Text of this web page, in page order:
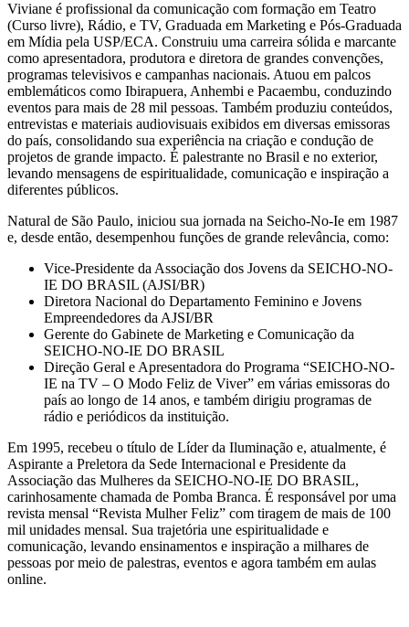
Viviane é profissional da comunicação com formação em Teatro
(Curso livre), Rádio, e TV, Graduada em Marketing e Pós-Graduada
em Mídia pela USP/ECA. Construiu uma carreira sólida e marcante
como apresentadora, produtora e diretora de grandes convenções,
programas televisivos e campanhas nacionais. Atuou em palcos
emblemáticos como Ibirapuera, Anhembi e Pacaembu, conduzindo
eventos para mais de 28 mil pessoas. Também produziu conteúdos,
entrevistas e materiais audiovisuais exibidos em diversas emissoras
do país, consolidando sua experiência na criação e condução de
projetos de grande impacto. É palestrante no Brasil e no exterior,
levando mensagens de espiritualidade, comunicação e inspiração a
diferentes públicos.
Natural de São Paulo, iniciou sua jornada na Seicho-No-Ie em 1987
e, desde então, desempenhou funções de grande relevância, como:
Vice-Presidente da Associação dos Jovens da SEICHO-NO-
IE DO BRASIL (AJSI/BR)
Diretora Nacional do Departamento Feminino e Jovens
Empreendedores da AJSI/BR
Gerente do Gabinete de Marketing e Comunicação da
SEICHO-NO-IE DO BRASIL
Direção Geral e Apresentadora do Programa “SEICHO-NO-
IE na TV – O Modo Feliz de Viver” em várias emissoras do
país ao longo de 14 anos, e também dirigiu programas de
rádio e periódicos da instituição.
Em 1995, recebeu o título de Líder da Iluminação e, atualmente, é
Aspirante a Preletora da Sede Internacional e Presidente da
Associação das Mulheres da SEICHO-NO-IE DO BRASIL,
carinhosamente chamada de Pomba Branca. É responsável por uma
revista mensal “Revista Mulher Feliz” com tiragem de mais de 100
mil unidades mensal. Sua trajetória une espiritualidade e
comunicação, levando ensinamentos e inspiração a milhares de
pessoas por meio de palestras, eventos e agora também em aulas
online.